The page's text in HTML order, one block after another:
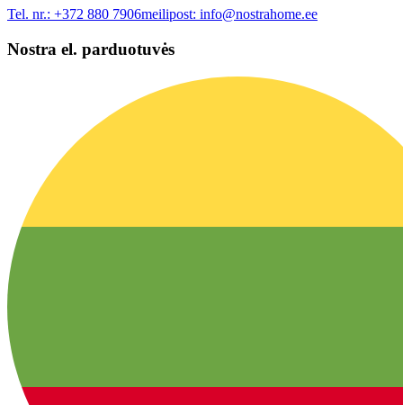
Tel. nr.: +372 880 7906meilipost: info@nostrahome.ee
Nostra el. parduotuvės